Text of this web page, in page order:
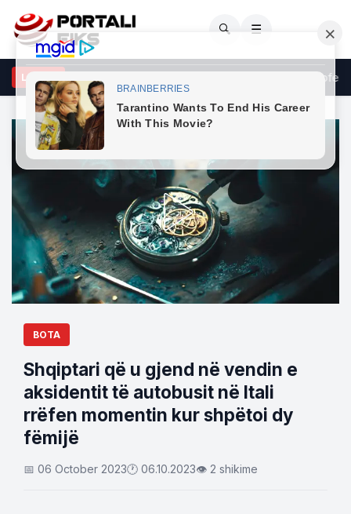
🔍 ☰
LAJMEKërkesat e LDK-së ndaj VV-së janë të ekzagjeruara, oferta
BOTA
Shqiptari që u gjend në vendin e
aksidentit të autobusit në Itali
rrëfen momentin kur shpëtoi dy
fëmijë
📅 06 October 2023🕐 06.10.2023👁 2 shikime